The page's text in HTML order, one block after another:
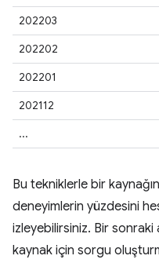
202203
202202
202201
202112
...
Bu tekniklerle bir
deneyimlerin yüzdesini
izleyebilirsiniz. Bir sonraki
kaynak için sorgu